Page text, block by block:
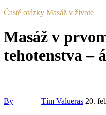
Časté otázky Masáž v živote
Masáž v
tehotenstva –
By Tím Valueras 20.